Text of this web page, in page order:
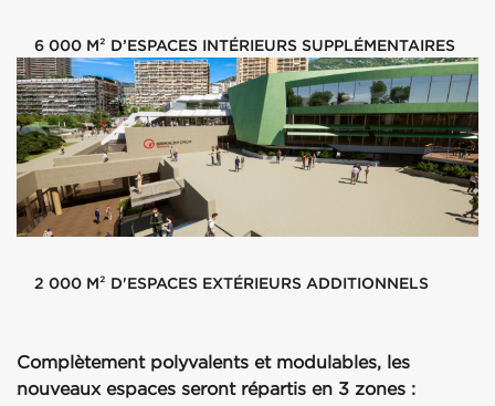
6 000 M² D’ESPACES INTÉRIEURS SUPPLÉMENTAIRES
2 000 M² D'ESPACES EXTÉRIEURS ADDITIONNELS
Complètement polyvalents et modulables, les
nouveaux espaces seront répartis en 3 zones :